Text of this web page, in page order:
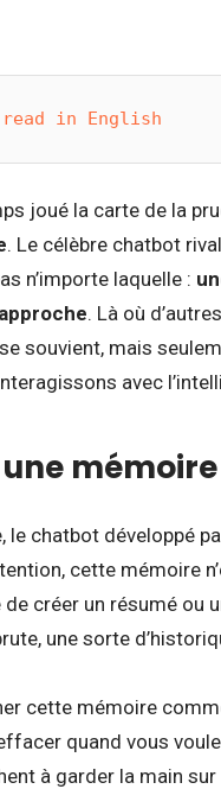
in English
joué la carte de la
. Le célèbre chatbot
n’importe laquelle :
. Là où
souvient, mais
avec
le chatbot développé
cette mémoire
de créer un résumé
une sorte
cette mémoire
quand vous
à garder la main